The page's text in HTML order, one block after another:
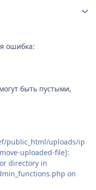
ошибка:
быть пустыми,
public_html/uploads/ip
uploaded-file]:
directory in
on